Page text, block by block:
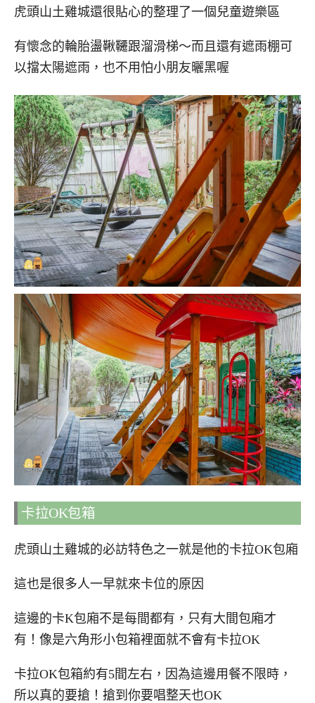
虎頭山土雞城還很貼心的整理了一個兒童遊樂區
有懷念的輪胎盪鞦韆跟溜滑梯～而且還有遮雨棚可
以擋太陽遮雨，也不用怕小朋友曬黑喔
卡拉OK包箱
虎頭山土雞城的必訪特色之一就是他的卡拉OK包廂
這也是很多人一早就來卡位的原因
這邊的卡K包廂不是每間都有，只有大間包廂才
有！像是六角形小包箱裡面就不會有卡拉OK
卡拉OK包箱約有5間左右，因為這邊用餐不限時，
所以真的要搶！搶到你要唱整天也OK